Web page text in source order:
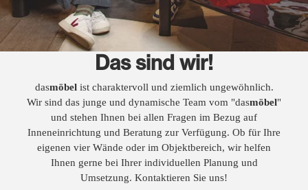
Das sind wir!
dasmöbelist charaktervoll und ziemlich ungewöhnlich.
Wir sind das junge und dynamische Team vom "dasmöbel"
und stehen Ihnen bei allen Fragen im Bezug auf
Inneneinrichtung und Beratung zur Verfügung. Ob für Ihre
eigenen vier Wände oder im Objektbereich, wir helfen
Ihnen gerne bei Ihrer individuellen Planung und
Umsetzung. Kontaktieren Sie uns!